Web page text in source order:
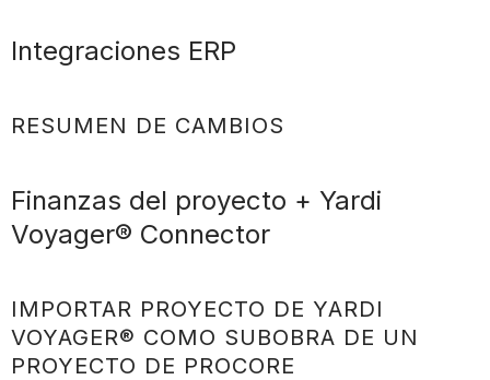
Integraciones ERP
RESUMEN DE CAMBIOS
Finanzas del proyecto + Yardi
Voyager® Connector
IMPORTAR PROYECTO DE YARDI
VOYAGER® COMO SUBOBRA DE UN
PROYECTO DE PROCORE